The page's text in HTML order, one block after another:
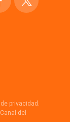
privacidad.
Canal del